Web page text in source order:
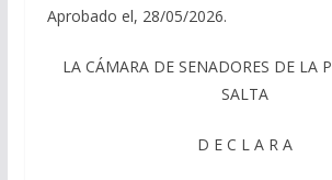
Aprobado el, 28/05/2026.
LA CÁMARA DE SENADORES DE LA
SALTA
D E C L A R A